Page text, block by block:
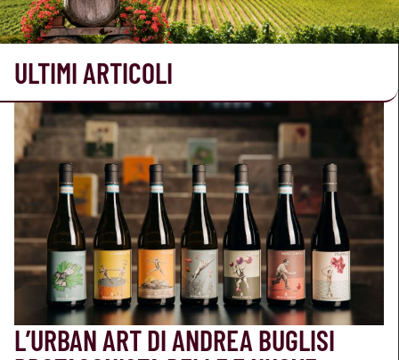
ULTIMI ARTICOLI
L’URBAN ART DI ANDREA BUGLISI